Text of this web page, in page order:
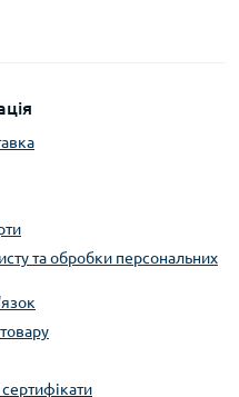
та обробки персональних